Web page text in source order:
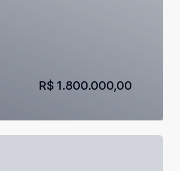
R$ 1.800.000,00